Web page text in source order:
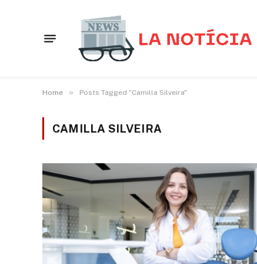
Home » Posts Tagged "Camilla Silveira"
CAMILLA SILVEIRA